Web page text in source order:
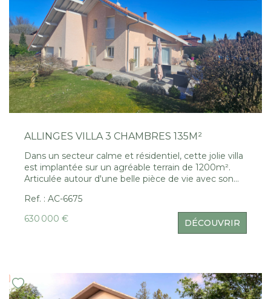
ALLINGES VILLA 3 CHAMBRES 135M²
Dans un secteur calme et résidentiel, cette jolie villa
est implantée sur un agréable terrain de 1200m².
Articulée autour d'une belle pièce de vie avec son
exposée au sud. La maison dispose de 3 chambres
dont une en rez avec douche. A l'étage une grande
mezzanine pouvant être transformée en chambre.
Un grand garage complète ce bien rare sur le
Ref. : AC-6675
630 000 €
DÉCOUVRIR